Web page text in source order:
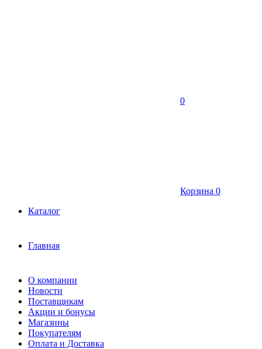
0
Корзина 0
Каталог
Главная
О компании
Новости
Поставщикам
Акции и бонусы
Магазины
Покупателям
Оплата и Доставка